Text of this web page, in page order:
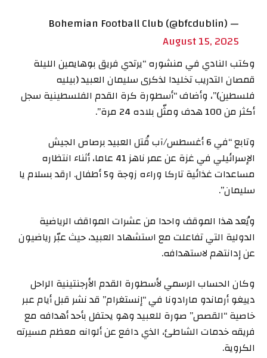
— Bohemian Football Club (@bfcdublin)
August 15, 2025
وكتب النادي في منشوره “يرتدي فريق بوهايمين الليلة
قمصان التدريب تخليدا لذكرى سليمان العبيد (بيليه
فلسطين)”، وأضاف “أسطورة كرة القدم الفلسطينية سجل
أكثر من 100 هدف ومثّل بلاده 24 مرة”.
وتابع “في 6 أغسطس/آب قُتل العبيد برصاص الجيش
الإسرائيلي في غزة عن عمر ناهز 41 عاما، أثناء انتظاره
مساعدات غذائية تاركا وراءه زوجة و5 أطفال. ارقد بسلام يا
سليمان”.
ويُعد هذا الموقف واحدا من عشرات المواقف الرياضية
الدولية التي تفاعلت مع استشهاد العبيد، حيث عبّر رياضيون
عن إدانتهم لاستهدافه.
وكان الحساب الرسمي لأسطورة القدم الأرجنتينية الراحل
دييغو أرماندو مارادونا في “إنستغرام” قد نشر قبل أيام عبر
خاصية “القصص” صورة للعبيد وهو يحتفل بأحد أهدافه مع
فريقه خدمات الشاطئ، الذي دافع عن ألوانه معظم مسيرته
الكروية.